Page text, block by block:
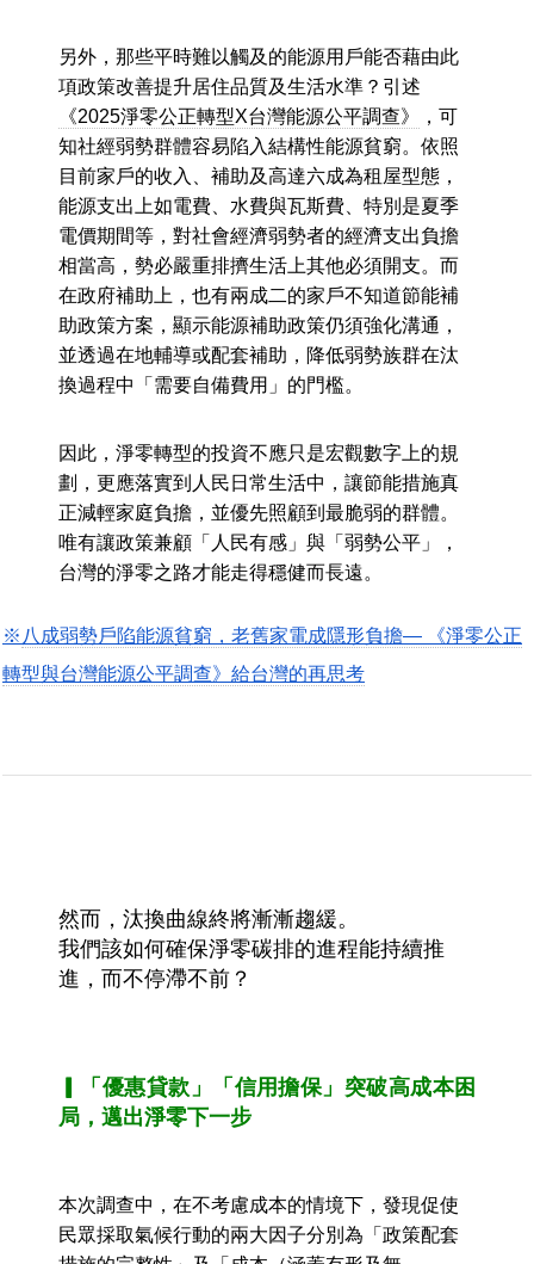
另外，那些平時難以觸及的能源用戶能否藉由此
項政策改善提升居住品質及生活水準？引述
《2025淨零公正轉型X台灣能源公平調查》
，可
知社經弱勢群體容易陷入結構性能源貧窮。依照
目前家戶的收入、補助及高達六成為租屋型態，
能源支出上如電費、水費與瓦斯費、特別是夏季
電價期間等，對社會經濟弱勢者的經濟支出負擔
相當高，勢必嚴重排擠生活上其他必須開支。而
在政府補助上，也有兩成二的家戶不知道節能補
助政策方案，顯示能源補助政策仍須強化溝通，
並透過在地輔導或配套補助，降低弱勢族群在汰
換過程中「需要自備費用」的門檻。
因此，淨零轉型的投資不應只是宏觀數字上的規
劃，更應落實到人民日常生活中，讓節能措施真
正減輕家庭負擔，並優先照顧到最脆弱的群體。
唯有讓政策兼顧「人民有感」與「弱勢公平」，
台灣的淨零之路才能走得穩健而長遠。
※ 八成弱勢戶陷能源貧窮，老舊家電成隱形負擔— 《淨零公正
轉型與台灣能源公平調查》給台灣的再思考
然而，汰換曲線終將漸漸趨緩。
我們該如何確保淨零碳排的進程能持續推
進，而不停滯不前？
▎「優惠貸款」「信用擔保」突破高成本困
局，邁出淨零下一步
本次調查中，在不考慮成本的情境下，發現促使
民眾採取氣候行動的兩大因子分別為「政策配套